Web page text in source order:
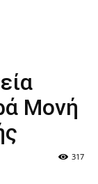
Μονή
317